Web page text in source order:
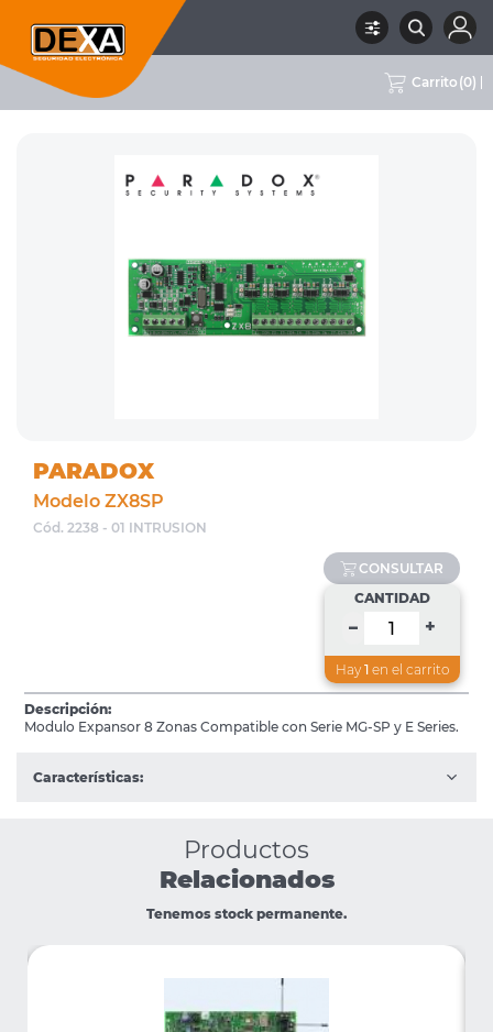
Carrito (0)
MARCA
PARADOX
Modelo ZX8SP
Cód. 2238 - 01 INTRUSION
CONSULTAR
CANTIDAD
– +
Hay 1en el carrito
Descripción:
Modulo Expansor 8 Zonas Compatible con Serie MG-SP y E Series.
Características:
Productos
Relacionados
Tenemos stock permanente.